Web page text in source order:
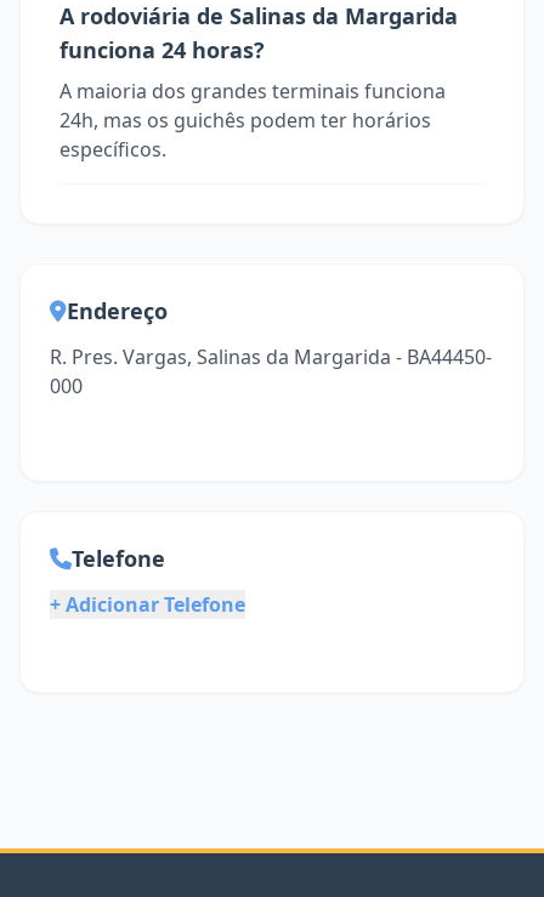
A rodoviária de Salinas da Margarida
funciona 24 horas?
A maioria dos grandes terminais funciona
24h, mas os guichês podem ter horários
específicos.
Endereço
R. Pres. Vargas, Salinas da Margarida - BA44450-
000
Telefone
+ Adicionar Telefone